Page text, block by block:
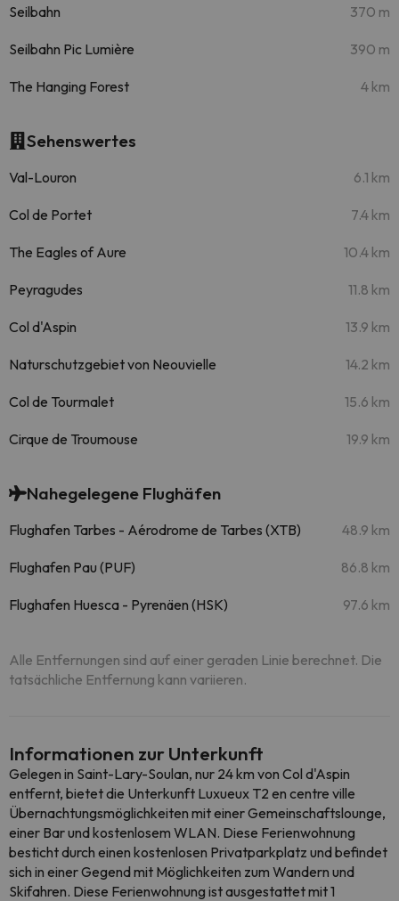
Seilbahn 370 m
Seilbahn Pic Lumière 390 m
The Hanging Forest 4 km
Sehenswertes
Val-Louron 6.1 km
Col de Portet 7.4 km
The Eagles of Aure 10.4 km
Peyragudes 11.8 km
Col d'Aspin 13.9 km
Naturschutzgebiet von Neouvielle 14.2 km
Col de Tourmalet 15.6 km
Cirque de Troumouse 19.9 km
Nahegelegene Flughäfen
Flughafen Tarbes - Aérodrome de Tarbes (XTB) 48.9 km
Flughafen Pau (PUF) 86.8 km
Flughafen Huesca - Pyrenäen (HSK) 97.6 km
Alle Entfernungen sind auf einer geraden Linie berechnet. Die
tatsächliche Entfernung kann variieren.
Informationen zur Unterkunft
Gelegen in Saint-Lary-Soulan, nur 24 km von Col d'Aspin
entfernt, bietet die Unterkunft Luxueux T2 en centre ville
Übernachtungsmöglichkeiten mit einer Gemeinschaftslounge,
einer Bar und kostenlosem WLAN. Diese Ferienwohnung
besticht durch einen kostenlosen Privatparkplatz und befindet
sich in einer Gegend mit Möglichkeiten zum Wandern und
Skifahren. Diese Ferienwohnung ist ausgestattet mit 1